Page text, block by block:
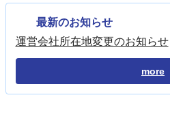
最新のお知らせ
運営会社所在地変更のお知らせ
more